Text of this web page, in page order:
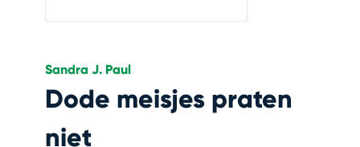
Sandra J. Paul
Dode meisjes praten
niet